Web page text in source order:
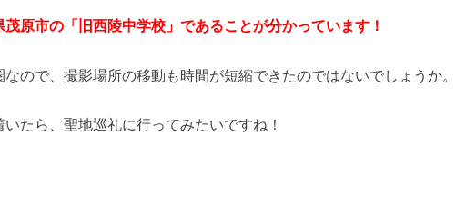
原市の「旧西陵中学校」であることが分かっています！
ので、撮影場所の移動も時間が短縮できたのではないでしょうか。
いたら、聖地巡礼に行ってみたいですね！